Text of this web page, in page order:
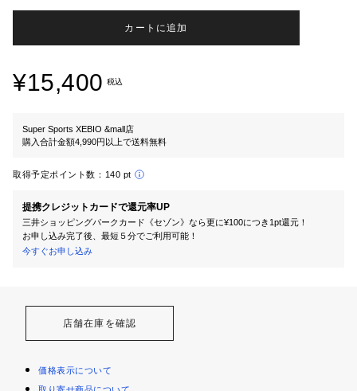
カートに追加
¥15,400 税込
Super Sports XEBIO &mall店
購入合計金額4,990円以上で送料無料
取得予定ポイント数： 140 pt
提携クレジットカードで還元率UP
三井ショッピングパークカード《セゾン》なら更に¥100につき1pt還元！
お申し込み完了後、最短５分でご利用可能！
今すぐお申し込み
店舗在庫を確認
価格表示について